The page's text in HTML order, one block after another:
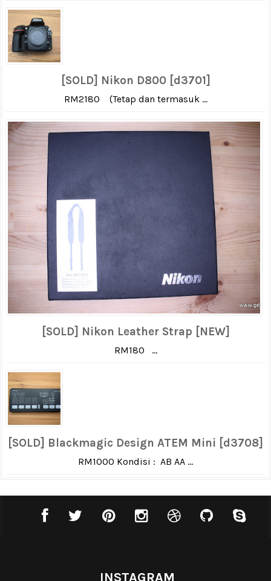
[SOLD] Nikon D800 [d3701]
RM2180 (Tetap dan termasuk ...
[SOLD] Nikon Leather Strap [NEW]
RM180 ...
[SOLD] Blackmagic Design ATEM Mini [d3708]
RM1000 Kondisi : AB AA ...
INSTAGRAM